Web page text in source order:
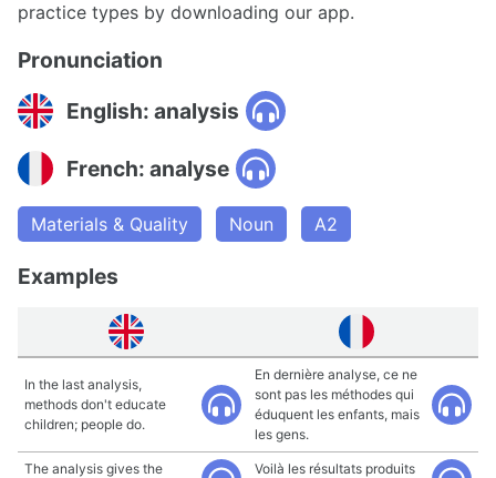
practice types by downloading our app.
Pronunciation
English: analysis
French: analyse
Materials & Quality Noun A2
Examples
In the last analysis,
methods don't educate
children; people do.
En dernière analyse, ce ne
sont pas les méthodes qui
éduquent les enfants, mais
les gens.
The analysis gives the
Voilà les résultats produits